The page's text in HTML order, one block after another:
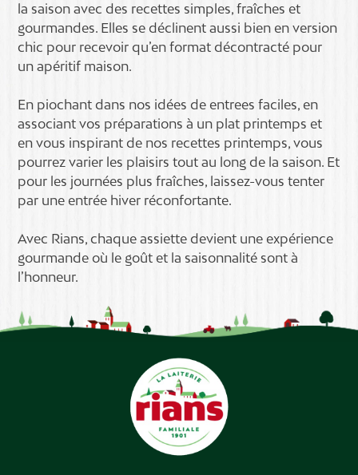
la saison avec des recettes simples, fraîches et
gourmandes. Elles se déclinent aussi bien en version
chic pour recevoir qu’en format décontracté pour
un apéritif maison.
En piochant dans nos idées de entrees faciles, en
associant vos préparations à un plat printemps et
en vous inspirant de nos recettes printemps, vous
pourrez varier les plaisirs tout au long de la saison. Et
pour les journées plus fraîches, laissez-vous tenter
par une entrée hiver réconfortante.
Avec Rians, chaque assiette devient une expérience
gourmande où le goût et la saisonnalité sont à
l’honneur.